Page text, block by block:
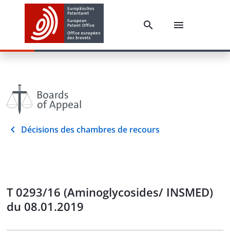
Décisions des chambres de recours
T 0293/16 (Aminoglycosides/ INSMED)
du 08.01.2019